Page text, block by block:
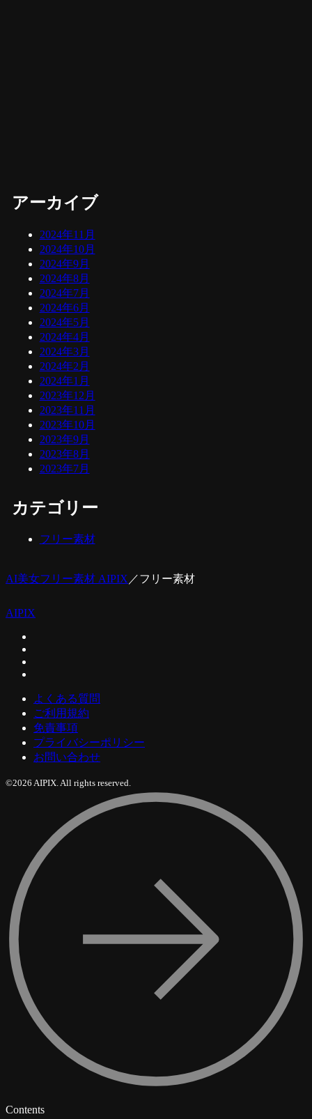
アーカイブ
2024年11月
2024年10月
2024年9月
2024年8月
2024年7月
2024年6月
2024年5月
2024年4月
2024年3月
2024年2月
2024年1月
2023年12月
2023年11月
2023年10月
2023年9月
2023年8月
2023年7月
カテゴリー
フリー素材
AI美女フリー素材 AIPIX ／フリー素材
AIPIX
よくある質問
ご利用規約
免責事項
プライバシーポリシー
お問い合わせ
©2026 AIPIX. All rights reserved.
Contents